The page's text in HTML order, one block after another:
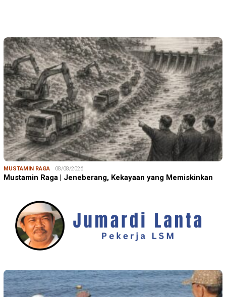
MUSTAMIN RAGA 08/08/2026
Mustamin Raga | Jeneberang, Kekayaan yang Memiskinkan